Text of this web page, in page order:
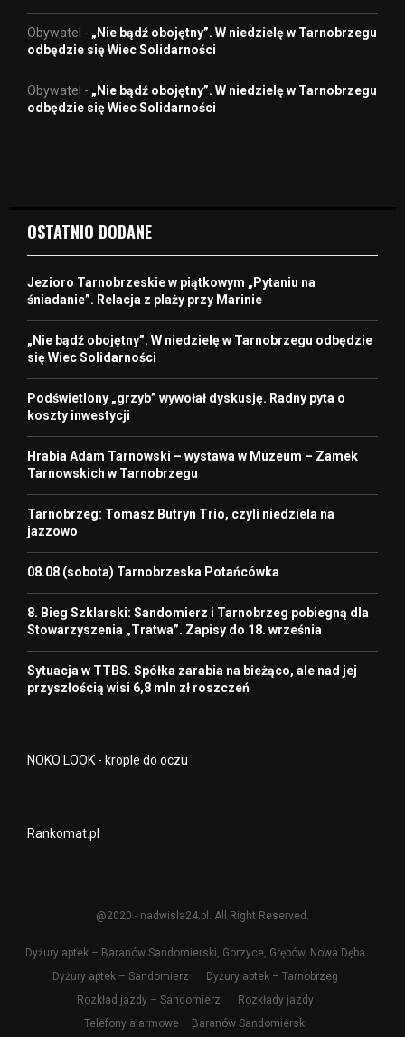
Obywatel - „Nie bądź obojętny”. W niedzielę w Tarnobrzegu
odbędzie się Wiec Solidarności
Obywatel - „Nie bądź obojętny”. W niedzielę w Tarnobrzegu
odbędzie się Wiec Solidarności
OSTATNIO DODANE
Jezioro Tarnobrzeskie w piątkowym „Pytaniu na
śniadanie”. Relacja z plaży przy Marinie
„Nie bądź obojętny”. W niedzielę w Tarnobrzegu odbędzie
się Wiec Solidarności
Podświetlony „grzyb” wywołał dyskusję. Radny pyta o
koszty inwestycji
Hrabia Adam Tarnowski – wystawa w Muzeum – Zamek
Tarnowskich w Tarnobrzegu
Tarnobrzeg: Tomasz Butryn Trio, czyli niedziela na
jazzowo
08.08 (sobota) Tarnobrzeska Potańcówka
8. Bieg Szklarski: Sandomierz i Tarnobrzeg pobiegną dla
Stowarzyszenia „Tratwa”. Zapisy do 18. września
Sytuacja w TTBS. Spółka zarabia na bieżąco, ale nad jej
przyszłością wisi 6,8 mln zł roszczeń
NOKO LOOK - krople do oczu
Rankomat.pl
@2020 - nadwisla24.pl. All Right Reserved.
Dyżury aptek – Baranów Sandomierski, Gorzyce, Grębów, Nowa Dęba
Dyżury aptek – Sandomierz
Dyżury aptek – Tarnobrzeg
Rozkład jazdy – Sandomierz
Rozkłady jazdy
Telefony alarmowe – Baranów Sandomierski